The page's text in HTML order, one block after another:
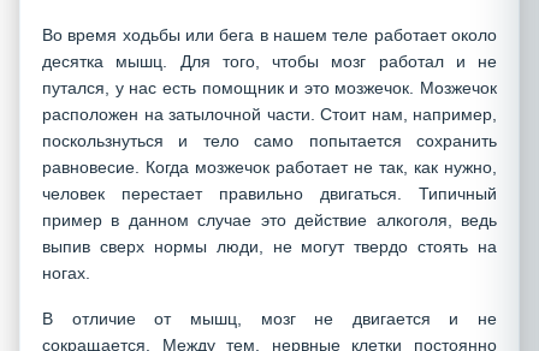
Во время ходьбы или бега в нашем теле работает около
десятка мышц. Для того, чтобы мозг работал и не
путался, у нас есть помощник и это мозжечок. Мозжечок
расположен на затылочной части. Стоит нам, например,
поскользнуться и тело само попытается сохранить
равновесие. Когда мозжечок работает не так, как нужно,
человек перестает правильно двигаться. Типичный
пример в данном случае это действие алкоголя, ведь
выпив сверх нормы люди, не могут твердо стоять на
ногах.
В отличие от мышц, мозг не двигается и не
сокращается. Между тем, нервные клетки постоянно